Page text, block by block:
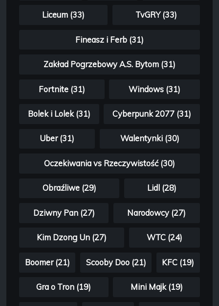
Liceum (33) TvGRY (33)
Fineasz i Ferb (31)
Zakład Pogrzebowy A.S. Bytom (31)
Fortnite (31) Windows (31)
Bolek i Lolek (31) Cyberpunk 2077 (31)
Uber (31) Walentynki (30)
Oczekiwania vs Rzeczywistość (30)
Obraźliwe (29) Lidl (28)
Dziwny Pan (27) Narodowcy (27)
Kim Dzong Un (27) WTC (24)
Boomer (21) Scooby Doo (21) KFC (19)
Gra o Tron (19) Mini Majk (19)